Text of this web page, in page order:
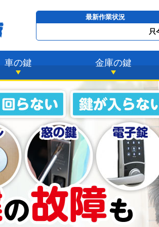
最新作業状況
最短
車の鍵 金庫の鍵